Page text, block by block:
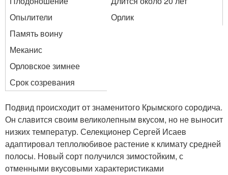
Опылители
Орлик
Память воину
Меканис
Орловское зимнее
Срок созревания
Подвид происходит от знаменитого Крымского сородича.
Он славится своим великолепным вкусом, но не выносит
низких температур. Селекционер Сергей Исаев
адаптировал теплолюбивое растение к климату средней
полосы. Новый сорт получился зимостойким, с
отменными вкусовыми характеристиками